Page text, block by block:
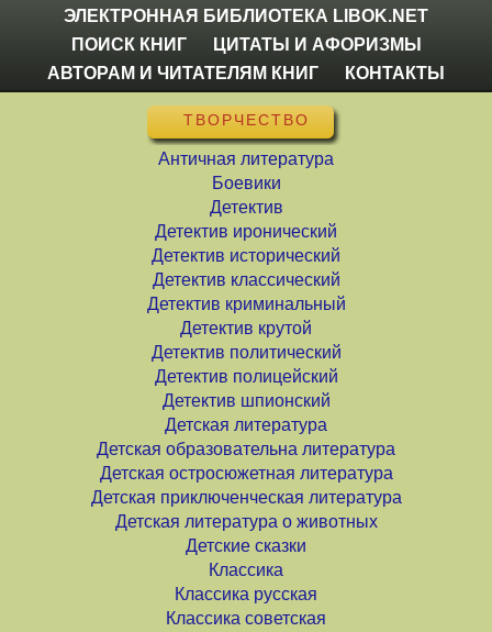
ЭЛЕКТРОННАЯ БИБЛИОТЕКА LIBOK.NET
ПОИСК КНИГ
ЦИТАТЫ И АФОРИЗМЫ
АВТОРАМ И ЧИТАТЕЛЯМ КНИГ
КОНТАКТЫ
ТВОРЧЕСТВО
Античная литература
Боевики
Детектив
Детектив иронический
Детектив исторический
Детектив классический
Детектив криминальный
Детектив крутой
Детектив политический
Детектив полицейский
Детектив шпионский
Детская литература
Детская образовательна литература
Детская остросюжетная литература
Детская приключенческая литература
Детская литература о животных
Детские сказки
Классика
Классика русская
Классика советская